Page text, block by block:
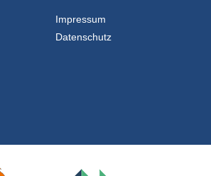
Impressum
Datenschutz